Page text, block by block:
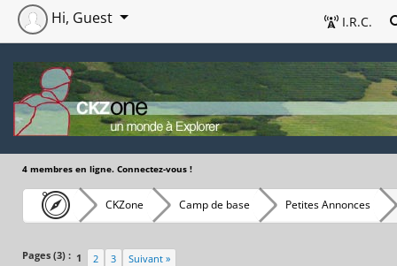
I.R.C.
Hi, Guest
4 membres en ligne. Connectez-vous !
CKZone Camp de base Petites Annonces
Pages (3) : 1 2 3 Suivant »